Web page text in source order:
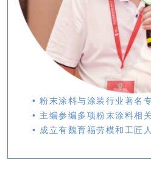
• 粉末涂料与涂装行业著名
• 主编参编多项粉末涂料相
• 成立有魏育福劳模和工匠